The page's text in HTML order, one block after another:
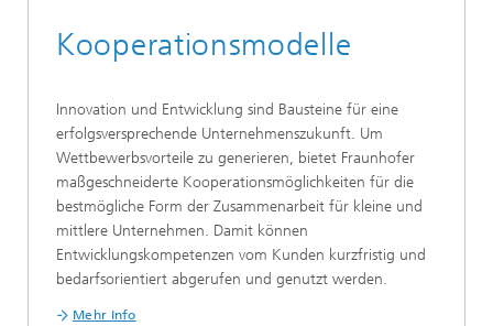
Kooperationsmodelle
Innovation und Entwicklung sind Bausteine für eine
erfolgsversprechende Unternehmenszukunft. Um
Wettbewerbsvorteile zu generieren, bietet Fraunhofer
maßgeschneiderte Kooperationsmöglichkeiten für die
bestmögliche Form der Zusammenarbeit für kleine und
mittlere Unternehmen. Damit können
Entwicklungskompetenzen vom Kunden kurzfristig und
bedarfsorientiert abgerufen und genutzt werden.
Mehr Info